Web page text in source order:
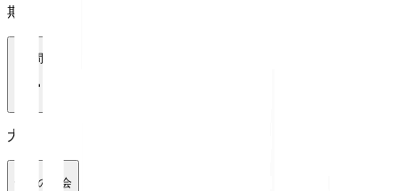
期間
1週間
大会
全ての大会